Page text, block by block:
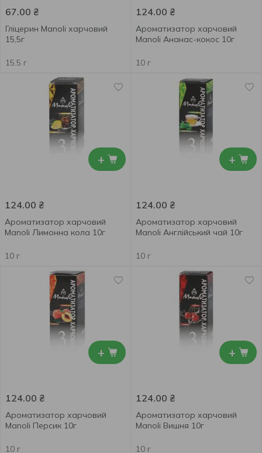
67.00 ₴
Гліцерин Manoli харчовий
15,5г
15.5 г
124.00 ₴
Ароматизатор харчовий
Manoli Ананас-кокос 10г
10 г
+
124.00 ₴
Ароматизатор харчовий
Manoli Лимонна кола 10г
10 г
+
124.00 ₴
Ароматизатор харчовий
Manoli Англійський чай 10г
10 г
+
124.00 ₴
Ароматизатор харчовий
Manoli Персик 10г
10 г
+
124.00 ₴
Ароматизатор харчовий
Manoli Вишня 10г
10 г